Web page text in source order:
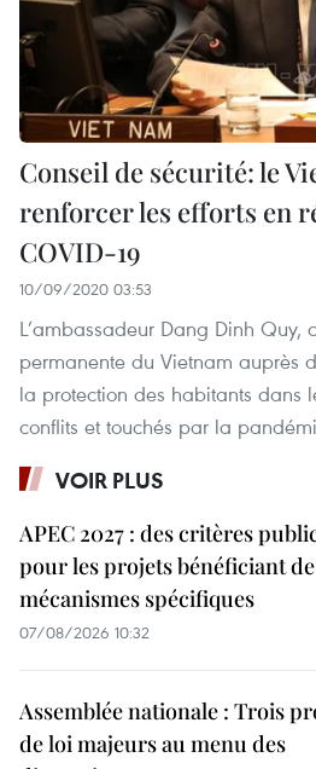
Conseil de sécurité: le
renforcer les efforts en
COVID-19
10/09/2020 03:53
L’ambassadeur Dang Dinh Quy,
permanente du Vietnam auprès
la protection des habitants dans
conflits et touchés par la
VOIR PLUS
APEC 2027 : des critères
pour les projets bénéficiant de
mécanismes spécifiques
07/08/2026 10:32
Assemblée nationale : Trois
de loi majeurs au menu des